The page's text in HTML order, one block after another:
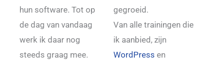
hun software. Tot op
de dag van vandaag
werk ik daar nog
steeds graag mee.
gegroeid.
Van alle trainingen die
ik aanbied, zijn
WordPress en